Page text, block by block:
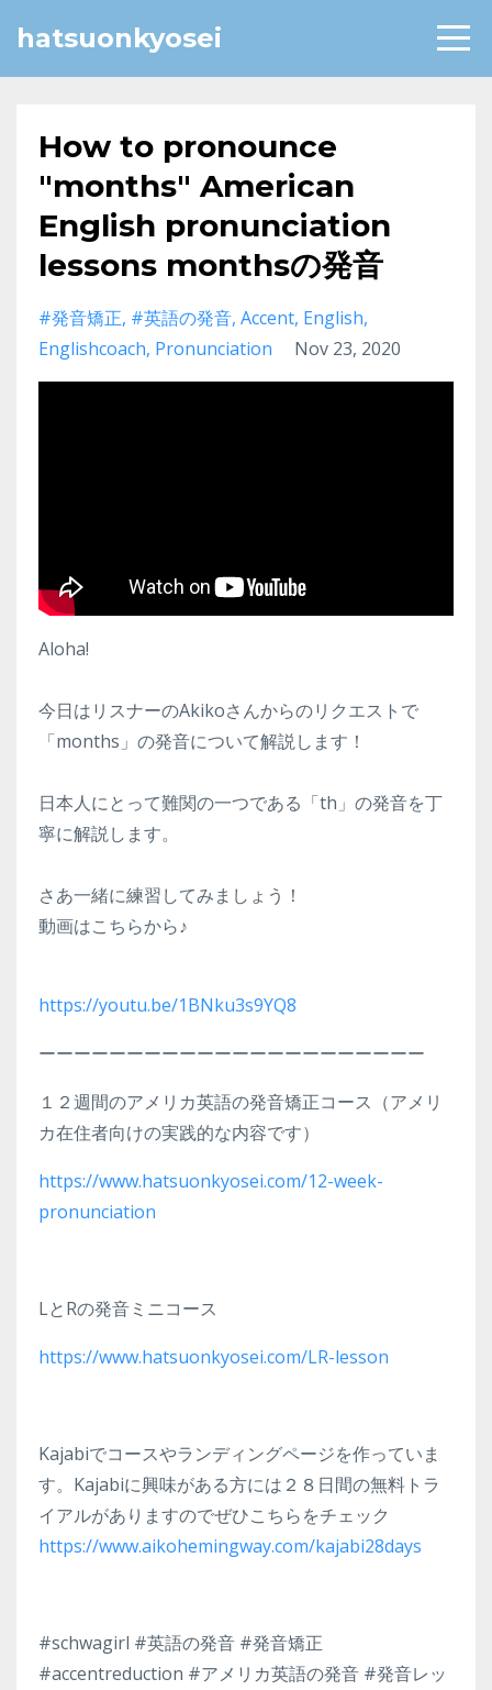
hatsuonkyosei
How to pronounce
"months" American
English pronunciation
lessons monthsの発音
#発音矯正 #英語の発音 Accent English
Englishcoach Pronunciation Nov 23, 2020
Aloha!
今日はリスナーのAkikoさんからのリクエストで
「months」の発音について解説します！
日本人にとって難関の一つである「th」の発音を丁
寧に解説します。
さあ一緒に練習してみましょう！
動画はこちらから♪
https://youtu.be/1BNku3s9YQ8
ーーーーーーーーーーーーーーーーーーーーーー
１２週間のアメリカ英語の発音矯正コース（アメリ
カ在住者向けの実践的な内容です）
https://www.hatsuonkyosei.com/12-week-
pronunciation
LとRの発音ミニコース
https://www.hatsuonkyosei.com/LR-lesson
Kajabiでコースやランディングページを作っていま
す。Kajabiに興味がある方には２８日間の無料トラ
イアルがありますのでぜひこちらをチェック
https://www.aikohemingway.com/kajabi28days
#schwagirl #英語の発音 #発音矯正
#accentreduction #アメリカ英語の発音 #発音レッ